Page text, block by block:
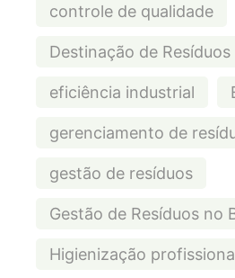
controle de qualidade
Destinação de Resíduos
eficiência industrial
gerenciamento de
gestão de resíduos
Gestão de Resíduos no
Higienização